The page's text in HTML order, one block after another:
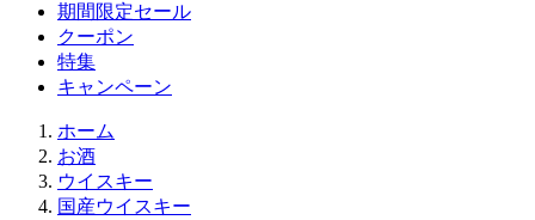
期間限定セール
クーポン
特集
キャンペーン
ホーム
お酒
ウイスキー
国産ウイスキー